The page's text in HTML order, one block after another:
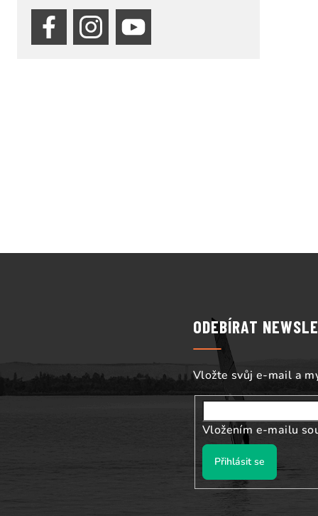
t
í
ODEBÍRAT
Vložte svůj e-mail a
Vložením e-mailu
Přihlásit se